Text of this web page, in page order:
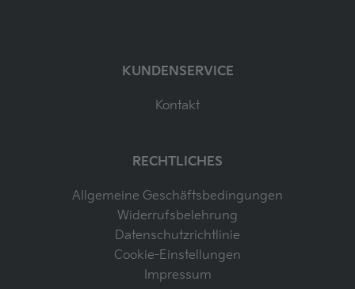
KUNDENSERVICE
Kontakt
RECHTLICHES
Allgemeine Geschäftsbedingungen
Widerrufsbelehrung
Datenschutzrichtlinie
Cookie-Einstellungen
Impressum